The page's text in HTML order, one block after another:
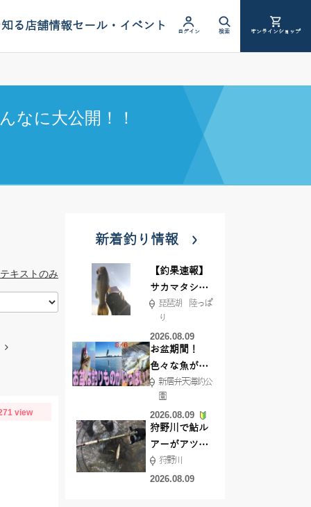
る店舗情報セール・イベント ログイン 検索 オンラインショップ
なに大公開！！
テキストのみ
view
新着釣り情報
【釣果速報】
サカマタシャ
ッド6インチ
で50ジャスト
ゲット!!
琵琶湖 陸っぱ
り
2026.08.09
お盆期間！
色々な魚が沢
山釣れてます
よ！
新居弁天海釣公
園
2026.08.09
狩野川で鮎ル
アーがアツ
い！！
狩野川
2026.08.09